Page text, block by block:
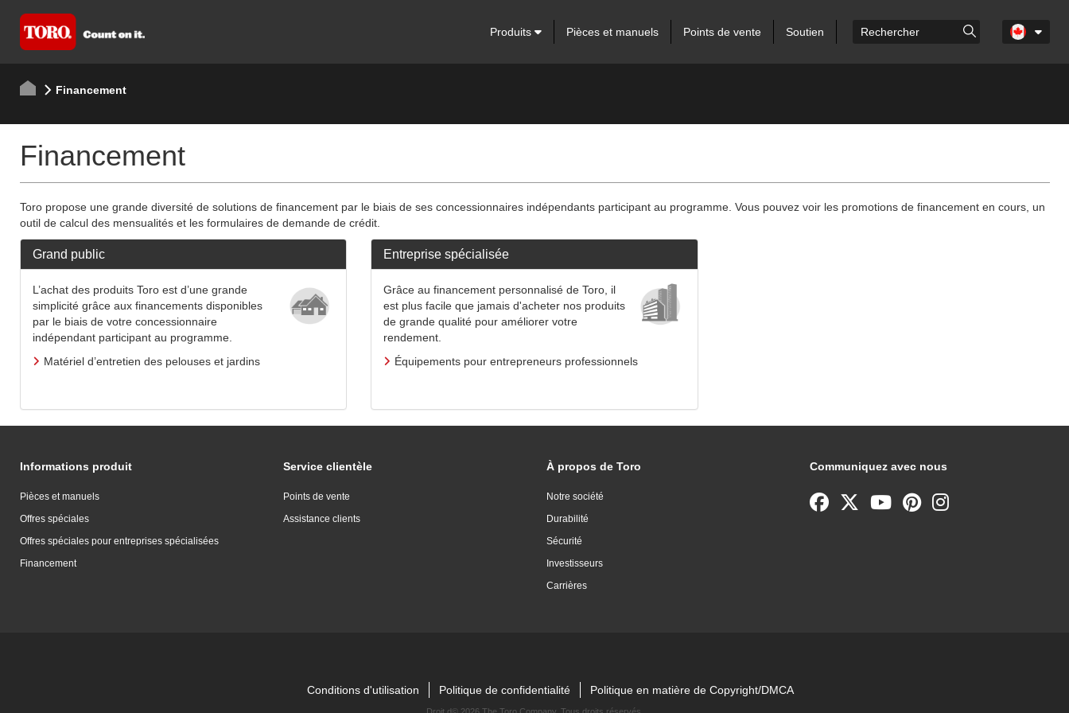
Produits Pièces et manuels Points de vente Soutien
Financement
Financement
Toro propose une grande diversité de solutions de financement par le biais de ses concessionnaires indépendants participant au programme. Vous pouvez voir les promotions de financement en cours, un
outil de calcul des mensualités et les formulaires de demande de crédit.
Grand public
L’achat des produits Toro est d’une grande
simplicité grâce aux financements disponibles
par le biais de votre concessionnaire
indépendant participant au programme.
Matériel d’entretien des pelouses et jardins
Entreprise spécialisée
Grâce au financement personnalisé de Toro, il
est plus facile que jamais d'acheter nos produits
de grande qualité pour améliorer votre
rendement.
Équipements pour entrepreneurs professionnels
Informations produit
Pièces et manuels
Offres spéciales
Offres spéciales pour entreprises spécialisées
Financement
Service clientèle
Points de vente
Assistance clients
À propos de Toro
Notre société
Durabilité
Sécurité
Investisseurs
Carrières
Communiquez avec nous
Conditions d'utilisation Politique de confidentialité Politique en matière de Copyright/DMCA